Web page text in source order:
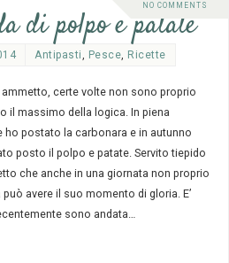
NO COMMENTS
di polpo e patate
Antipasti, Pesce, Ricette
ammetto, certe volte non sono proprio
il massimo della logica. In piena
ho postato la carbonara e in autunno
posto il polpo e patate. Servito tiepido
che anche in una giornata non proprio
può avere il suo momento di gloria. E’
sono andata…